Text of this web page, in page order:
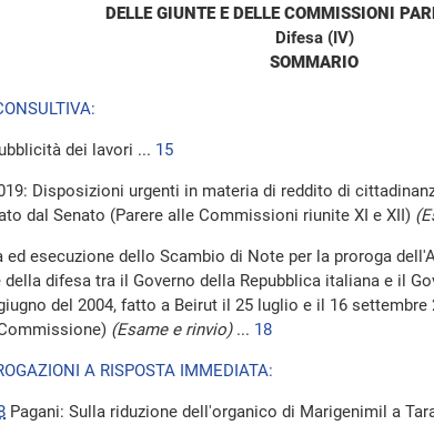
DELLE GIUNTE E DELLE COMMISSIONI
Difesa (IV)
SOMMARIO
dei lavori ... 15
Disposizioni urgenti in materia di reddito di
dal Senato (Parere alle Commissioni riunite XI e XII)
ed esecuzione dello Scambio di Note per la proroga
difesa tra il Governo della Repubblica italiana e il
del 2004, fatto a Beirut il 25 luglio e il 16 settembre
(Esame e rinvio)... 18
A RISPOSTA IMMEDIATA:
Pagani: Sulla riduzione dell'organico di Marigenimil a